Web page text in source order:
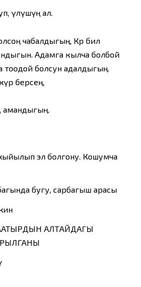
үлүшүң ал.
чабалдыгың, Көрө бил
Адамга кылча болбой
болсун адалдыгың.
берсең,
амандыгың.
эл болгону. Кошумча
бугу, сарбагыш арасы
АЛТАЙДАГЫ